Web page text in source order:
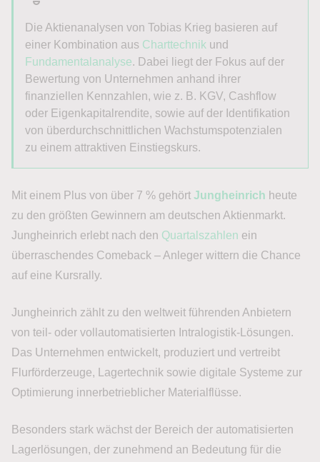
Die Aktienanalysen von Tobias Krieg basieren auf
einer Kombination aus Charttechnik und
Fundamentalanalyse. Dabei liegt der Fokus auf der
Bewertung von Unternehmen anhand ihrer
finanziellen Kennzahlen, wie z. B. KGV, Cashflow
oder Eigenkapitalrendite, sowie auf der Identifikation
von überdurchschnittlichen Wachstumspotenzialen
zu einem attraktiven Einstiegskurs.
Mit einem Plus von über 7 % gehört Jungheinrich heute
zu den größten Gewinnern am deutschen Aktienmarkt.
Jungheinrich erlebt nach den Quartalszahlen ein
überraschendes Comeback – Anleger wittern die Chance
auf eine Kursrally.
Jungheinrich zählt zu den weltweit führenden Anbietern
von teil- oder vollautomatisierten Intralogistik-Lösungen.
Das Unternehmen entwickelt, produziert und vertreibt
Flurförderzeuge, Lagertechnik sowie digitale Systeme zur
Optimierung innerbetrieblicher Materialflüsse.
Besonders stark wächst der Bereich der automatisierten
Lagerlösungen, der zunehmend an Bedeutung für die